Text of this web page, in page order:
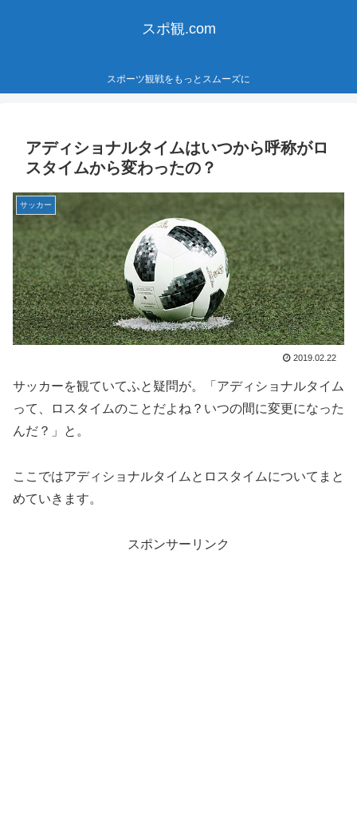
スポ観.com
スポーツ観戦をもっとスムーズに
アディショナルタイムはいつから呼称がロ
スタイムから変わったの？
サッカー
2019.02.22
サッカーを観ていてふと疑問が。「アディショナルタイム
って、ロスタイムのことだよね？いつの間に変更になった
んだ？」と。
ここではアディショナルタイムとロスタイムについてまと
めていきます。
スポンサーリンク